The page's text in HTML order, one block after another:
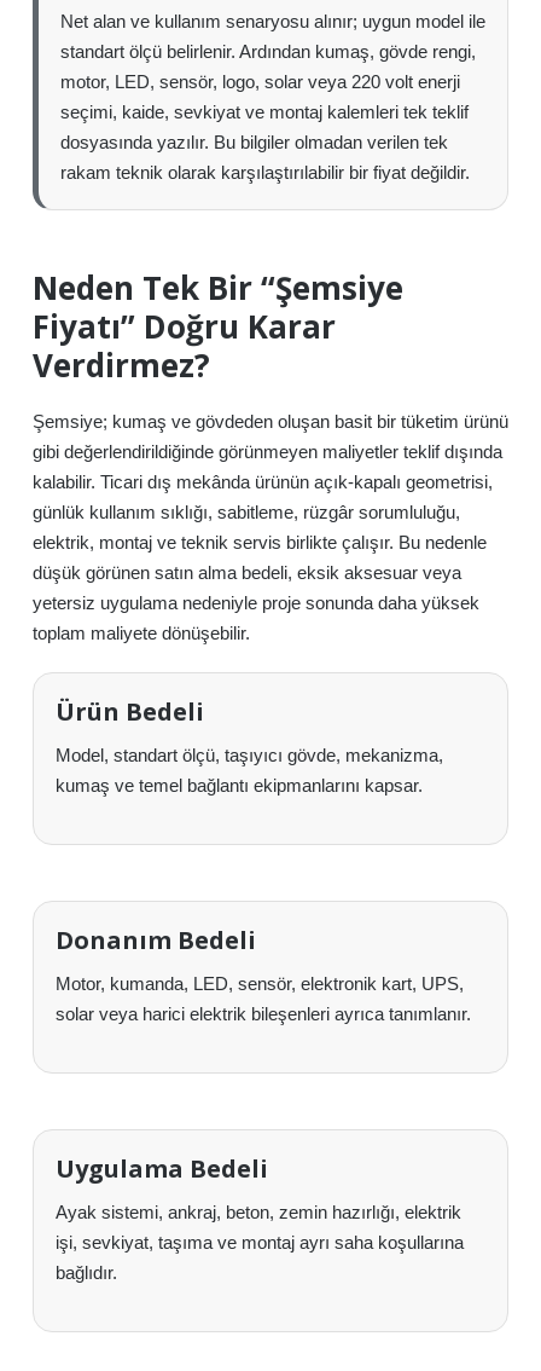
Net alan ve kullanım senaryosu alınır; uygun model ile
standart ölçü belirlenir. Ardından kumaş, gövde rengi,
motor, LED, sensör, logo, solar veya 220 volt enerji
seçimi, kaide, sevkiyat ve montaj kalemleri tek teklif
dosyasında yazılır. Bu bilgiler olmadan verilen tek
rakam teknik olarak karşılaştırılabilir bir fiyat değildir.
Neden Tek Bir “Şemsiye
Fiyatı” Doğru Karar
Verdirmez?
Şemsiye; kumaş ve gövdeden oluşan basit bir tüketim ürünü
gibi değerlendirildiğinde görünmeyen maliyetler teklif dışında
kalabilir. Ticari dış mekânda ürünün açık-kapalı geometrisi,
günlük kullanım sıklığı, sabitleme, rüzgâr sorumluluğu,
elektrik, montaj ve teknik servis birlikte çalışır. Bu nedenle
düşük görünen satın alma bedeli, eksik aksesuar veya
yetersiz uygulama nedeniyle proje sonunda daha yüksek
toplam maliyete dönüşebilir.
Ürün Bedeli
Model, standart ölçü, taşıyıcı gövde, mekanizma,
kumaş ve temel bağlantı ekipmanlarını kapsar.
Donanım Bedeli
Motor, kumanda, LED, sensör, elektronik kart, UPS,
solar veya harici elektrik bileşenleri ayrıca tanımlanır.
Uygulama Bedeli
Ayak sistemi, ankraj, beton, zemin hazırlığı, elektrik
işi, sevkiyat, taşıma ve montaj ayrı saha koşullarına
bağlıdır.